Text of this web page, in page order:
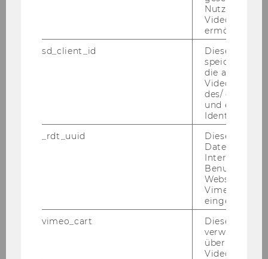
Internationale Betriebswirtschaft
Volkswirtschaft
In dem gewählten Studienzweig folgt
DOWNLOAD WISO BROSCHÜRE
Die Wahl des Studienzweigs
Nach­dem Sie die STEOP und CBK Lehr­ver­
an­stal­tun­gen im Min­dest­aus­maß von 20
Sie sich für einen der fünf Stu­di­en­zwei­ge.
Nutzung des
Videoplayers
ermöglichen
sd_client_id
Dieses Cookie
speichert
die aktuellen
des/ der
und einen
_rdt_uuid
Dieses
Daten über
Interaktionen
Websites, auf
Vimeo-Video
eingebettet
vimeo_cart
Dieses
verwendet,
überprüfen,
Video